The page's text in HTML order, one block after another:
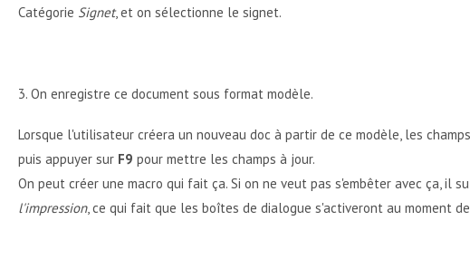
Catégorie Signet, et on sélectionne le signet.
3. On enregistre ce document sous format modèle.
Lorsque l'utilisateur créera un nouveau doc à partir de ce modèle, les
puis appuyer sur F9 pour mettre les champs à jour.
On peut créer une macro qui fait ça. Si on ne veut pas s'embêter avec ça, il
l'impression, ce qui fait que les boîtes de dialogue s'activeront au moment